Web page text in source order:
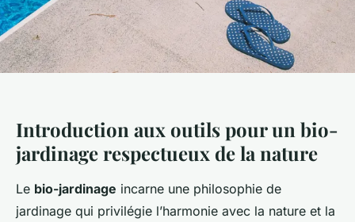
Introduction aux outils pour un bio-
jardinage respectueux de la nature
Le bio-jardinage incarne une philosophie de
jardinage qui privilégie l’harmonie avec la nature et la